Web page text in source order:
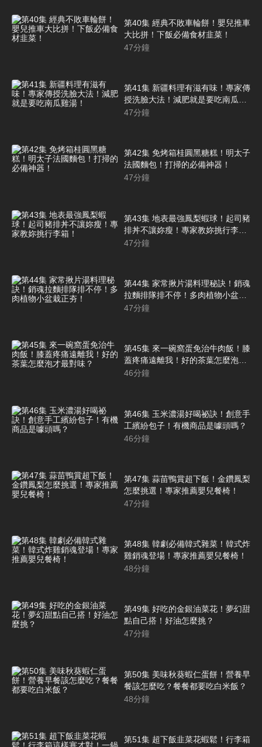
第40集 經典不敗車輪餅！嬰兒推車
大比拼！下飯必備食材韭菜！
47分鐘
第41集 新疆料理有滋有味！專家傳
授洗臉大法！減肥就是要吃南瓜雞
湯！
47分鐘
第42集 免烤箱桂圓黑糖糕！明太子
法國麵包！打掃的必備神器！
47分鐘
第43集 地表最強鳳梨蝦球！起司豬
排丼不讓妳瘦！專家教妳挑行李
箱！
47分鐘
第44集 家常揪片湯料理秘訣！銷魂
拉麵排隊排不停！多肉植物小盆栽
正夯！
47分鐘
第45集 來一碗窩蛋免治牛肉飯！膝
蓋疼痛遠離我！好的茶葉怎麼泡才
最對味？
46分鐘
第46集 玉米濃湯好喝祕訣！創意手
工繽紛包子！有機商品是噱頭嗎？
46分鐘
第47集 蒜苗鴨賞超下飯！金鑽鳳梨
怎麼挑選！專家推薦嬰兒餐椅！
47分鐘
第48集 韓劇必備韓式雜菜！韓式炸
雞銷魂登場！專家推薦嬰兒餐椅！
48分鐘
第49集 好吃的金銀油菜花！夢幻甜
點自己搭！好油怎麼挑？
47分鐘
第50集 美味秋葵蝦仁蛋餅！營養早
餐該怎麼吃？餐餐都要吃白米飯？
48分鐘
第51集 超下飯韭菜花蝦鬆！行李箱